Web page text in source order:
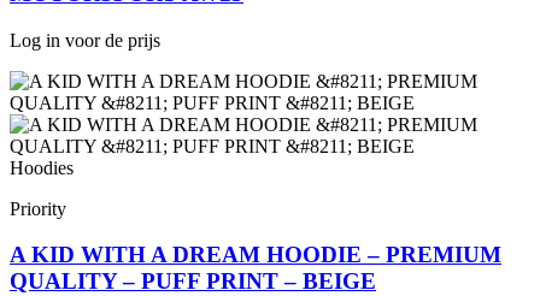
Log in voor de prijs
Hoodies
Priority
A KID WITH A DREAM HOODIE – PREMIUM
QUALITY – PUFF PRINT – BEIGE